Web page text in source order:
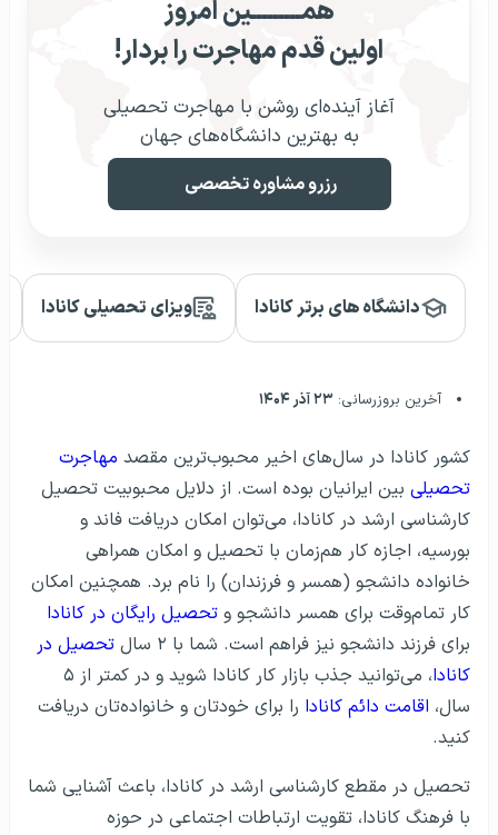
همـــــــــین امروز
اولین قدم مهاجرت را بردار!
آغاز آینده‌ای روشن با مهاجرت تحصیلی
به بهترین دانشگاه‌های جهان
رزرو مشاوره تخصصی
دانشگاه های برتر کانادا ویزای تحصیلی کانادا
آخرین بروزرسانی: ۲۳ آذر ۱۴۰۴
کشور کانادا در سال‌های اخیر محبوب‌ترین مقصد مهاجرت
تحصیلی بین ایرانیان بوده است. از دلایل محبوبیت تحصیل
کارشناسی ارشد در کانادا، می‌توان امکان دریافت فاند و
بورسیه، اجازه کار هم‌زمان با تحصیل و امکان همراهی
خانواده دانشجو (همسر و فرزندان) را نام برد. همچنین امکان
کار تمام‌وقت برای همسر دانشجو و تحصیل رایگان در کانادا
برای فرزند دانشجو نیز فراهم است. شما با ۲ سال
تحصیل در
کانادا
، می‌توانید جذب بازار کار کانادا شوید و در کمتر از ۵
سال، اقامت دائم کانادا را برای خودتان و خانواده‌تان دریافت
کنید.
تحصیل در مقطع کارشناسی ارشد در کانادا، باعث آشنایی شما
با فرهنگ کانادا، تقویت ارتباطات اجتماعی در حوزه